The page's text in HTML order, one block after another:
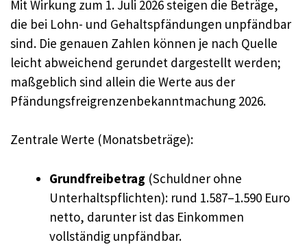
Mit Wirkung zum 1. Juli 2026 steigen die Beträge,
die bei Lohn- und Gehaltspfändungen unpfändbar
sind. Die genauen Zahlen können je nach Quelle
leicht abweichend gerundet dargestellt werden;
maßgeblich sind allein die Werte aus der
Pfändungsfreigrenzenbekanntmachung 2026.
Zentrale Werte (Monatsbeträge):
Grundfreibetrag (Schuldner ohne
Unterhaltspflichten): rund 1.587–1.590 Euro
netto, darunter ist das Einkommen
vollständig unpfändbar.